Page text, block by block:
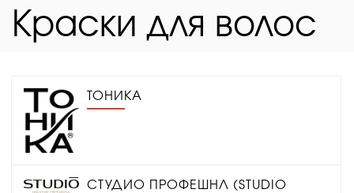
Краски для волос
ТОНИКА
СТУДИО ПРОФЕШНЛ (STUDIO